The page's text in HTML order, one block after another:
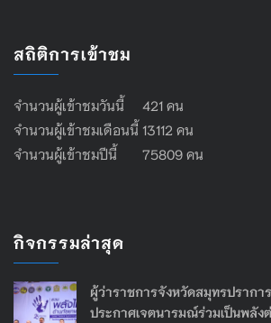
สถิติการเข้าชม
จำนวนผู้เข้าชมวันนี้ 421 คน
จำนวนผู้เข้าชมเดือนนี้ 13112 คน
จำนวนผู้เข้าชมปีนี้ 75809 คน
กิจกรรมล่าสุด
ผู้ว่าราชการจังหวัดสมุทรปราก
ประกาศเจตนารมณ์ร่วมเป็นพลัง